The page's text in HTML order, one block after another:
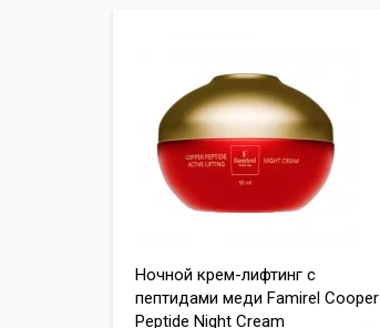
Ночной крем-лифтинг с
пептидами меди Famirel Cooper
Peptide Night Cream